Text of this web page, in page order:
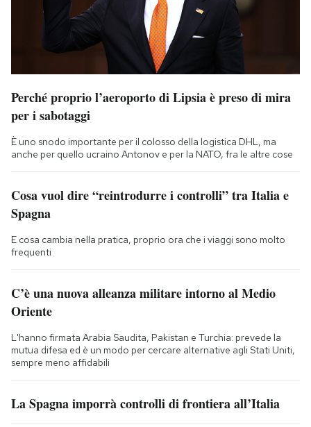
Perché proprio l’aeroporto di Lipsia è preso di mira
per i sabotaggi
È uno snodo importante per il colosso della logistica DHL, ma
anche per quello ucraino Antonov e per la NATO, fra le altre cose
Cosa vuol dire “reintrodurre i controlli” tra Italia e
Spagna
E cosa cambia nella pratica, proprio ora che i viaggi sono molto
frequenti
C’è una nuova alleanza militare intorno al Medio
Oriente
L'hanno firmata Arabia Saudita, Pakistan e Turchia: prevede la
mutua difesa ed è un modo per cercare alternative agli Stati Uniti,
sempre meno affidabili
La Spagna imporrà controlli di frontiera all’Italia